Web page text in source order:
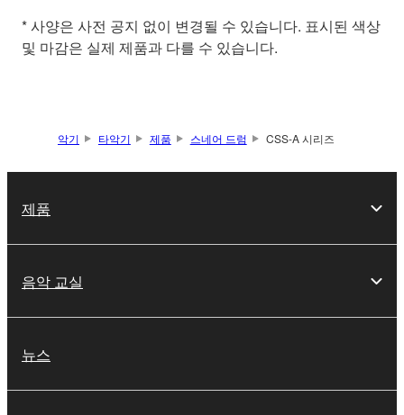
* 사양은 사전 공지 없이 변경될 수 있습니다. 표시된 색상
및 마감은 실제 제품과 다를 수 있습니다.
악기 타악기 제품 스네어 드럼 CSS-A 시리즈
제품
음악 교실
뉴스